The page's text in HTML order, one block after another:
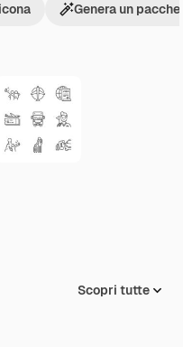
Genera un
Scopri tutte